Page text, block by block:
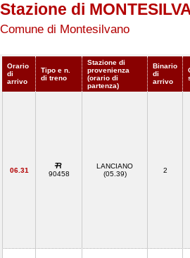
Stazione di
Comune di Montesilvano
Orario
di
arrivo
Tipo e n.
di treno
Stazione di
provenienza
(orario di
partenza)
Binario
di
arrivo
06.31 90458
LANCIANO
(05.39)
2